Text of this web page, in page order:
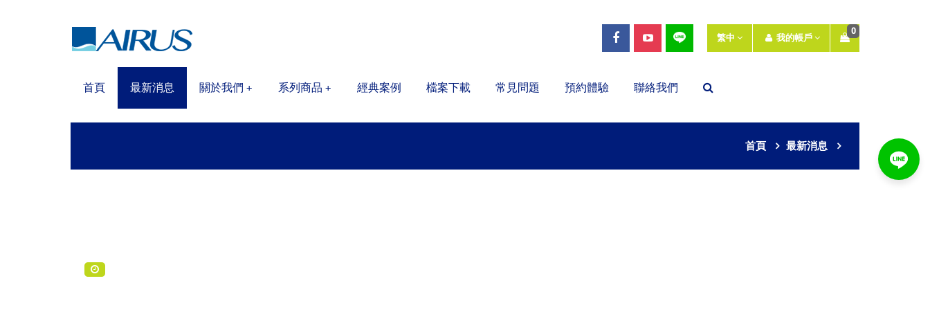
繁中 我的帳戶
0
首頁 最新消息 關於我們 + 系列商品 + 經典案例 檔案下載 常見問題 預約體驗 聯絡我們
首頁 最新消息